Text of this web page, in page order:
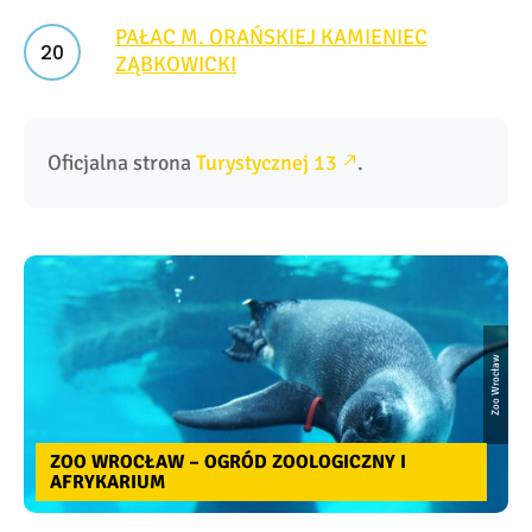
PAŁAC M. ORAŃSKIEJ KAMIENIEC
ZĄBKOWICKI
Oficjalna strona Turystycznej 13 .
Zoo Wrocław
ZOO WROCŁAW – OGRÓD ZOOLOGICZNY I
AFRYKARIUM